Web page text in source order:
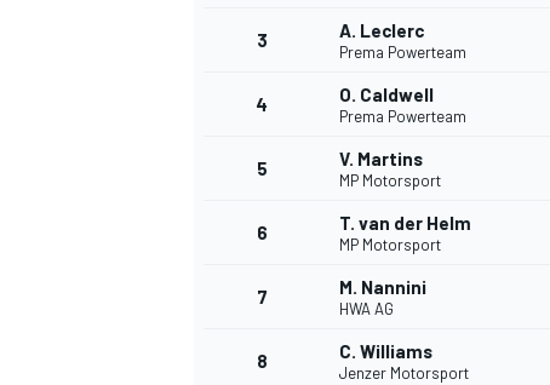
3 A. Leclerc
Prema Powerteam
4 O. Caldwell
Prema Powerteam
5 V. Martins
MP Motorsport
6 T. van der Helm
MP Motorsport
7 M. Nannini
HWA AG
8 C. Williams
Jenzer Motorsport